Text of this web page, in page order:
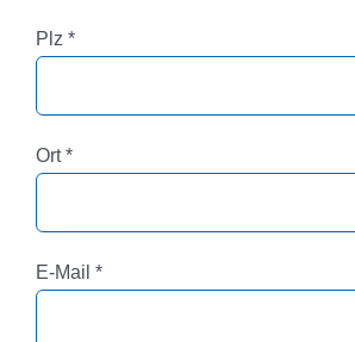
Plz Pflichtfeld
*
OrtPflichtfeld
*
E-Mail Pflichtfeld
*